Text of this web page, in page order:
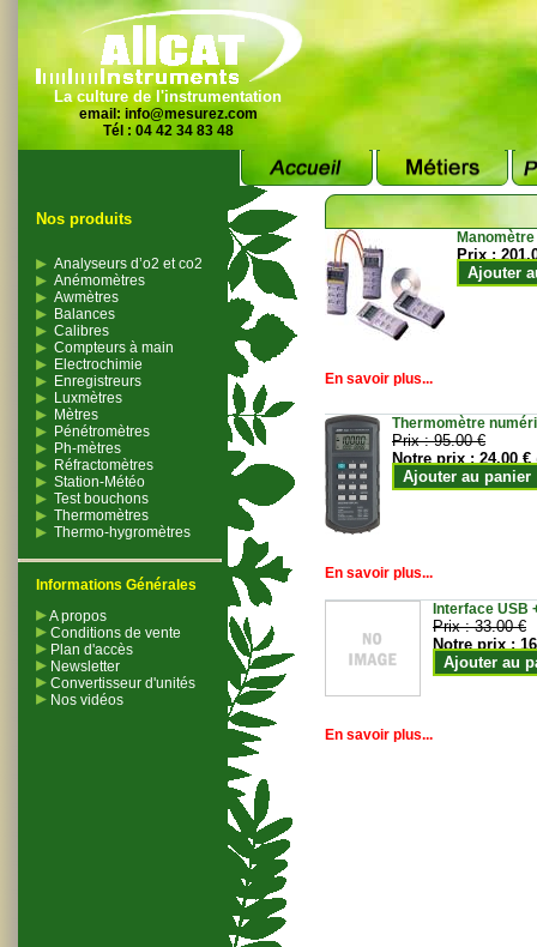
La culture de l'instrumentation
email: info@mesurez.com
Tél : 04 42 34 83 48
Nos produits
Analyseurs d’o2 et co2
Anémomètres
Awmètres
Balances
Calibres
Compteurs à main
Electrochimie
Enregistreurs
Luxmètres
Mètres
Pénétromètres
Ph-mètres
Réfractomètres
Station-Météo
Test bouchons
Thermomètres
Thermo-hygromètres
Informations Générales
A propos
Conditions de vente
Plan d'accès
Newsletter
Convertisseur d'unités
Nos vidéos
Prix :
Ajouter
En savoir plus...
Thermomètre
Prix :95.00 €
Notre prix :24.00 €
Ajouter au panier
En savoir plus...
Interface USB
Prix :33.00 €
Notre prix :
Ajouter au
En savoir plus...